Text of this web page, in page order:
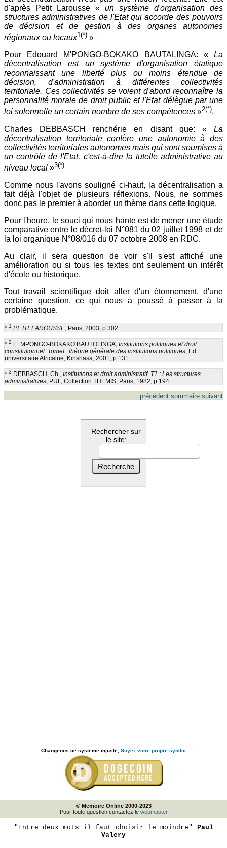
d'après Petit Larousse « un système d'organisation des
structures administratives de l'Etat qui accorde des pouvoirs
de décision et de gestion à des organes autonomes
régionaux ou locaux1(*) »
Pour Edouard M'PONGO-BOKAKO BAUTALINGA: « La
décentralisation est un système d'organisation étatique
reconnaissant une liberté plus ou moins étendue de
décision, d'administration à différentes collectivités
territoriale. Ces collectivités se voient d'abord reconnaître la
personnalité morale de droit public et l'Etat délègue par une
loi solennelle un certain nombre de ses compétences »2(*).
Charles DEBBASCH renchérie en disant que: « La
décentralisation territoriale confère une autonomie à des
collectivités territoriales autonomes mais qui sont soumises à
un contrôle de l'Etat, c'est-à-dire la tutelle administrative au
niveau local »3(*)
Comme nous l'avons souligné ci-haut, la décentralisation a
fait déjà l'objet de plusieurs réflexions. Nous, ne sommes
donc pas le premier à aborder un thème dans cette logique.
Pour l'heure, le souci qui nous hante est de mener une étude
comparative entre le décret-loi N°081 du 02 juillet 1998 et de
la loi organique N°08/016 du 07 octobre 2008 en RDC.
Au clair, il sera question de voir s'il s'est affiché une
amélioration ou si tous les textes ont seulement un intérêt
d'école ou historique.
Tout travail scientifique doit aller d'un étonnement, d'une
certaine question, ce qui nous a poussé à passer à la
problématique.
* 1 PETIT LAROUSSE, Paris, 2003, p 302.
* 2 E. MPONGO-BOKAKO BAUTOLINGA, Institutions politiques et droit
constitutionnel. TomeI : théorie générale des institutions politiques, Ed.
universitaire Africaine, Kinshasa, 2001, p.131.
* 3 DEBBASCH, Ch., Institutions et droit administratif, T1 : Les structures
administratives, PUF, Collection THEMIS, Paris, 1982, p.194.
précédent sommaire suivant
Rechercher sur
le site:
Changeons ce systeme injuste, Soyez votre propre syndic
© Memoire Online 2000-2023
Pour toute question contactez le webmaster
"Entre deux mots il faut choisir le moindre"
Paul
Valery